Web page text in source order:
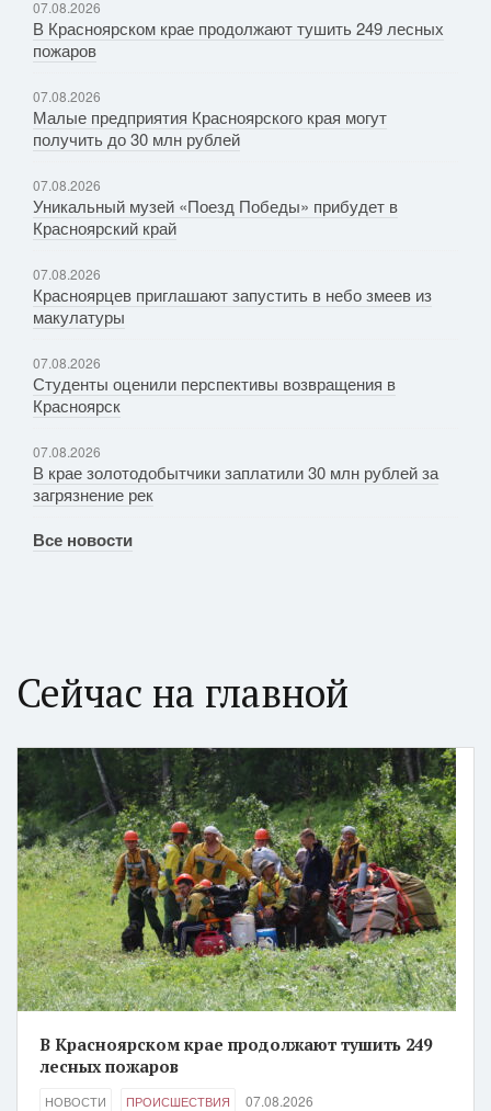
07.08.2026
В Красноярском крае продолжают тушить 249 лесных
пожаров
07.08.2026
Малые предприятия Красноярского края могут
получить до 30 млн рублей
07.08.2026
Уникальный музей «Поезд Победы» прибудет в
Красноярский край
07.08.2026
Красноярцев приглашают запустить в небо змеев из
макулатуры
07.08.2026
Студенты оценили перспективы возвращения в
Красноярск
07.08.2026
В крае золотодобытчики заплатили 30 млн рублей за
загрязнение рек
Все новости
Сейчас на главной
В Красноярском крае продолжают тушить 249
лесных пожаров
НОВОСТИ ПРОИСШЕСТВИЯ 07.08.2026